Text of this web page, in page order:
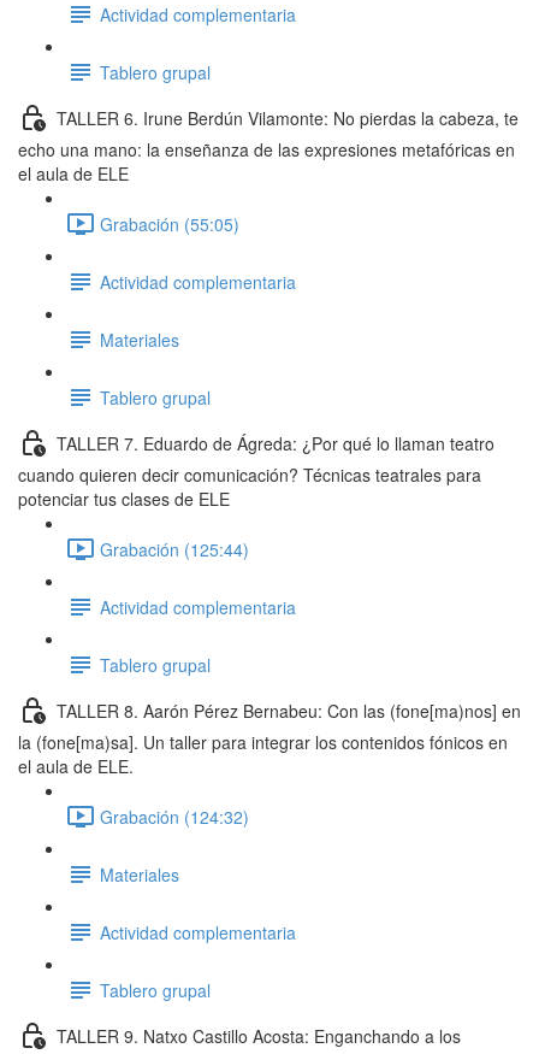
Actividad complementaria
Tablero grupal
TALLER 6. Irune Berdún Vilamonte: No pierdas la cabeza, te
echo una mano: la enseñanza de las expresiones metafóricas en
el aula de ELE
Grabación (55:05)
Actividad complementaria
Materiales
Tablero grupal
TALLER 7. Eduardo de Ágreda: ¿Por qué lo llaman teatro
cuando quieren decir comunicación? Técnicas teatrales para
potenciar tus clases de ELE
Grabación (125:44)
Actividad complementaria
Tablero grupal
TALLER 8. Aarón Pérez Bernabeu: Con las (fone[ma)nos] en
la (fone[ma)sa]. Un taller para integrar los contenidos fónicos en
el aula de ELE.
Grabación (124:32)
Materiales
Actividad complementaria
Tablero grupal
TALLER 9. Natxo Castillo Acosta: Enganchando a los